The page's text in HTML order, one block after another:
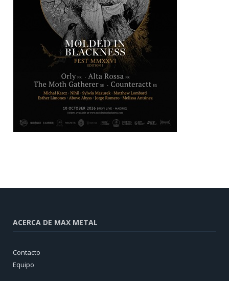
ACERCA DE MAX METAL
Contacto
Equipo